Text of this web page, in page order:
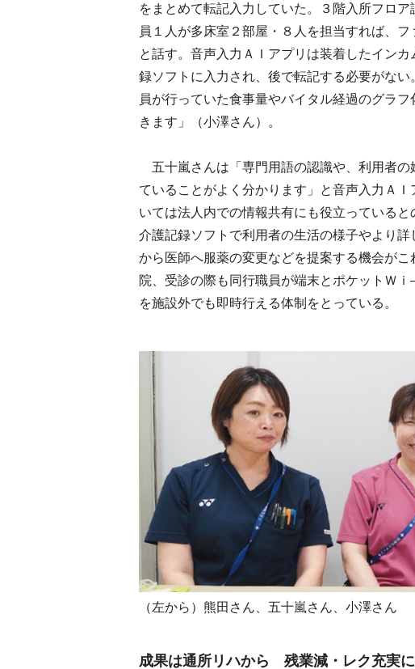
をまとめて転記入力していた。３階入所フロ
員１人が多床室２部屋・８人を担当すれば、
と話す。音声入力ＡＩアプリは装着したイン
録ソフトに入力され、後で転記する必要がな
員が行っていた食事量やバイタル経過のグラ
きます」（小澤さん）。
五十嵐さんは「専門用語の認識や、利用者の
ていることがよく分かります」と音声入力Ａ
いては法人内での情報共有にも役立っていると
介護記録ソフトで利用者の生活の様子やより
から医師へ服薬の変更などを提案する機会が
院、受診の際も同行職員が端末とポケットＷ
を施設外でも即時行える体制をとっている。
（左から）熊田さん、五十嵐さん、小澤さん
成果は通所リハから 残業減・レク充実に